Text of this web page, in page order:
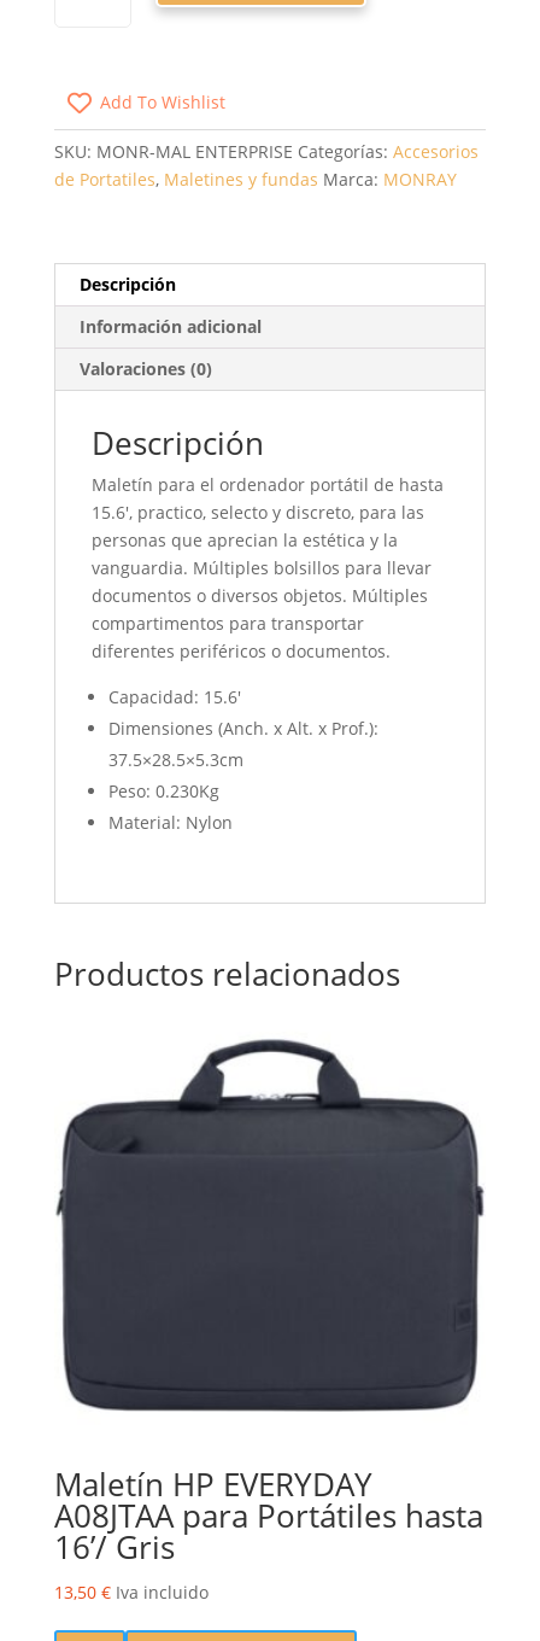
HASTA
15.6'/
NEGRO/
ROJO
Add To Wishlist
SKU: MONR-MAL ENTERPRISE Categorías: Accesorios
de Portatiles, Maletines y fundas Marca: MONRAY
Descripción
Información adicional
Valoraciones (0)
Descripción
Maletín para el ordenador portátil de hasta
15.6′, practico, selecto y discreto, para las
personas que aprecian la estética y la
vanguardia. Múltiples bolsillos para llevar
documentos o diversos objetos. Múltiples
compartimentos para transportar
diferentes periféricos o documentos.
Capacidad: 15.6′
Dimensiones (Anch. x Alt. x Prof.):
37.5×28.5×5.3cm
Peso: 0.230Kg
Material: Nylon
Productos relacionados
Maletín HP EVERYDAY
A08JTAA para Portátiles hasta
16’/ Gris
13,50 € Iva incluido